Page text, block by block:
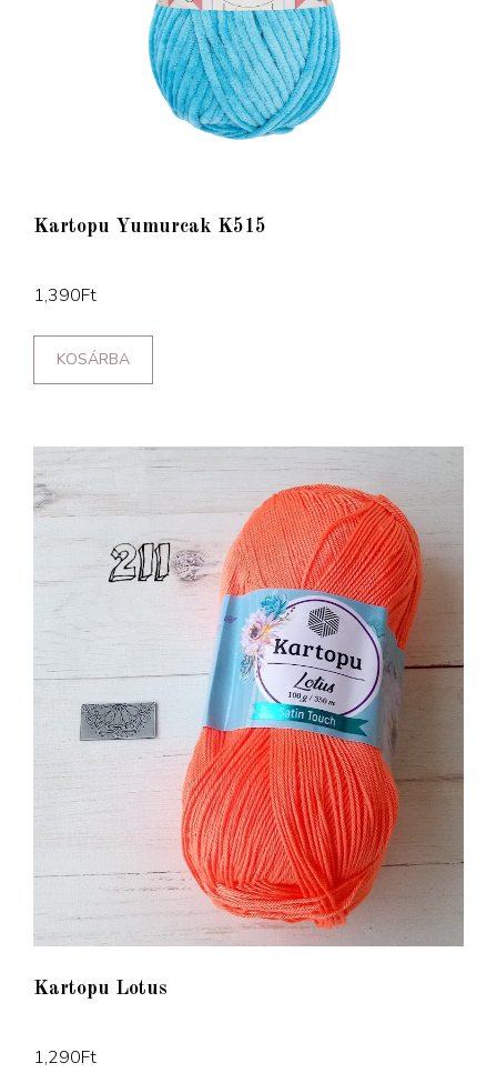
Kartopu Yumurcak K515
1,390Ft
KOSÁRBA
Kartopu Lotus
1,290Ft